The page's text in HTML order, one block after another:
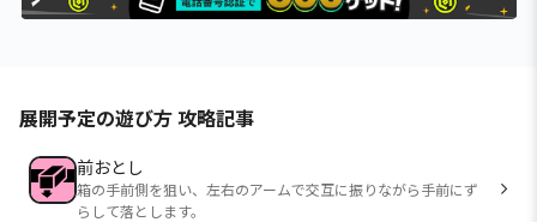
展開予定の遊び方 攻略記事
前おとし
箱の手前側を狙い、左右のアームで交互に振りながら手前にず
らして落とします。